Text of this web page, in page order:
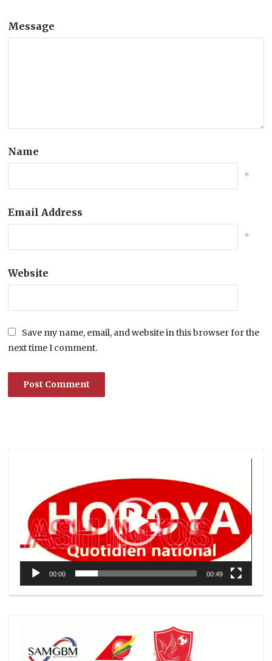
Message
Name
*
Email Address
*
Website
Save my name, email, and website in this browser for the
next time I comment.
00:00 00:49